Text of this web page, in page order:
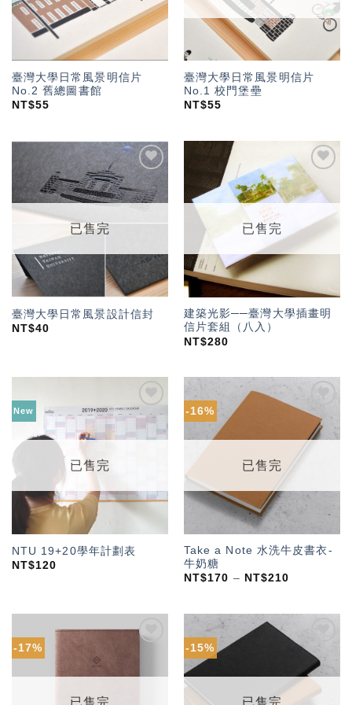
臺灣大學日常風景明信片
No.2 舊總圖書館
NT$55
臺灣大學日常風景明信片
No.1 校門堡壘
NT$55
加入
「願
望輕
已售完
臺灣大學日常風景設計信封
NT$40
加入
「願
望輕
單」
已售完
建築光影──臺灣大學插畫明
信片套組（八入）
NT$280
New
加入
「願
望輕
已售完
NTU 19+20學年計劃表
NT$120
-16%
加入
「願
望輕
已售完
Take a Note 水洗牛皮書衣-
牛奶糖
NT$170 – NT$210
-17%
望輕
已售完
-15%
加入
「願
望輕
單」
已售完